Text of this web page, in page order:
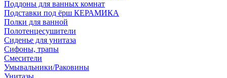
Поддоны для ванных комнат
Подставки под ёрш КЕРАМИКА
Полки для ванной
Полотенцесушители
Сиденье для унитаза
Сифоны, трапы
Смесители
Умывальники/Раковины
Унитазы